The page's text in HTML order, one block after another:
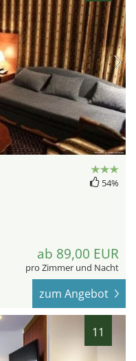
54%
ab 89,00 EUR
pro Zimmer und Nacht
zum Angebot
11